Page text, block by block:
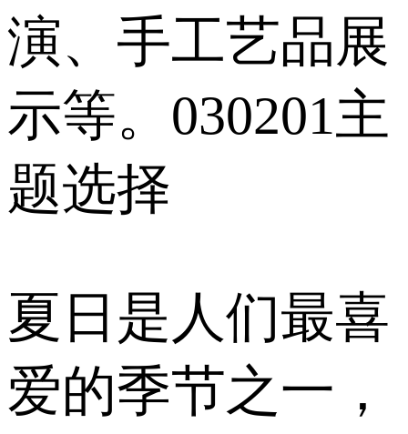
演、手工艺品展
示等。030201主
题选择
夏日是人们最喜
爱的季节之一，